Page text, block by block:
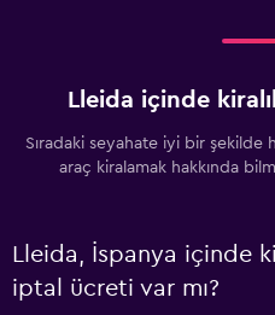
Lleida içinde
Sıradaki seyahate iyi bir şekilde
araç kiralamak hakkında
Lleida, İspanya içinde
iptal ücreti var mı?